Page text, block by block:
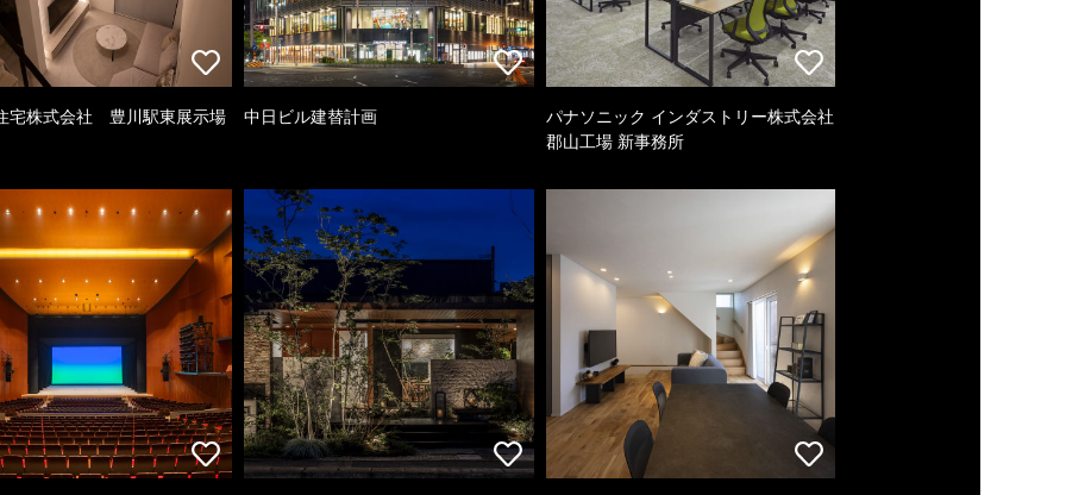
宅株式会社 豊川駅東展示場 中日ビル建替計画
パナソニック インダストリー株式会社
郡山工場 新事務所